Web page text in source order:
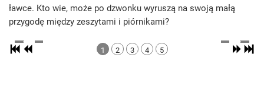
ławce. Kto wie, może po dzwonku wyruszą na swoją małą
przygodę między zeszytami i piórnikami?
1 2 3 4 5